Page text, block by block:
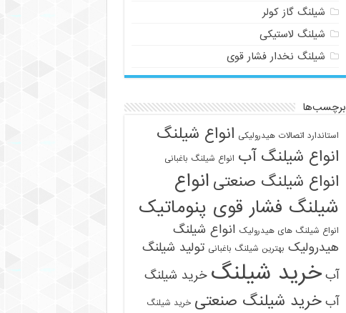
شیلنگ گاز کولر
شیلنگ لاستیکی
شیلنگ نخدار فشار قوی
برچسب‌ها
استاندارد اتصالات هیدرولیکی انواع شیلنگ
انواع شیلنگ آب انواع شیلنگ باغبانی
انواع شیلنگ صنعتی انواع
شیلنگ فشار قوی پنوماتیک
انواع شیلنگ های هیدرولیک انواع شیلنگ
هیدرولیک بهترین شیلنگ باغبانی تولید شیلنگ
آب خرید شیلنگ خرید شیلنگ
آب خرید شیلنگ صنعتی خرید شیلنگ